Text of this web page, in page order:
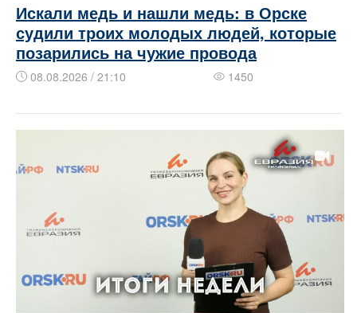
Искали медь и нашли медь: в Орске
судили троих молодых людей, которые
позарились на чужие провода
08.08.2026 / 21:10 1450